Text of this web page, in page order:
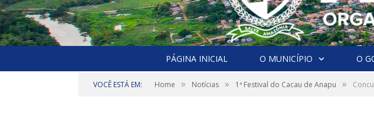
PÁGINA INICIAL O MUNICÍPIO O
VOCÊ ESTÁ EM: Home » Notícias » 1ª Festival do Cacau de Anapu »